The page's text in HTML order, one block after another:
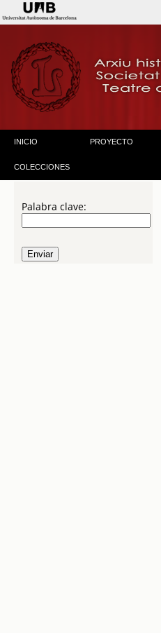
INICIO PROYECTO
COLECCIONES
Palabra clave: